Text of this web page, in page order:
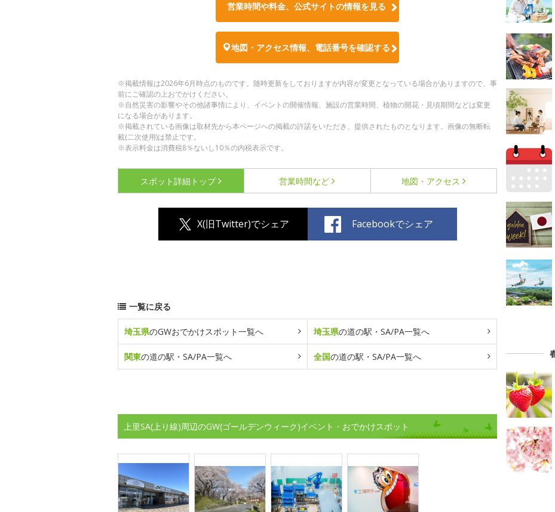
営業時間や料金、公式サイトの情報を見る
地図・アクセス情報、電話番号を確認する
※掲載情報は2026年6月時点のものです。随時更新をしておりますが内容が変更となっている場合がありますので、事
前にご確認の上おでかけください。
※自然災害の影響やその他諸事情により、イベントの開催情報、施設の営業時間、植物の開花・見頃期間などは変更
になる場合があります。
※掲載されている画像は取材先から本ページへの掲載の許諾をいただき、提供されたものとなります。画像の無断転
載(二次使用)は禁止です。
※表示料金は消費税8％ないし10％の内税表示です。
スポット詳細 トップ 営業時間など 地図・アクセス
X(旧Twitter)でシェア Facebookでシェア
一覧に戻る
埼玉県のGWおでかけスポット一覧へ 埼玉県の道の駅・SA/PA一覧へ
関東の道の駅・SA/PA一覧へ 全国の道の駅・SA/PA一覧へ
上里SA(上り線)周辺のGW(ゴールデンウィーク)イベント・おでかけスポット